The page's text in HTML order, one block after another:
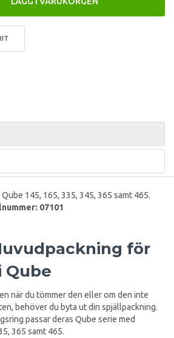
145, 165, 335, 345, 365 samt 465.
07101
för
Qube
när du tömmer den eller om den inte
behöver du byta ut din spjällpackning.
passar deras Qube serie med
365 samt 465.